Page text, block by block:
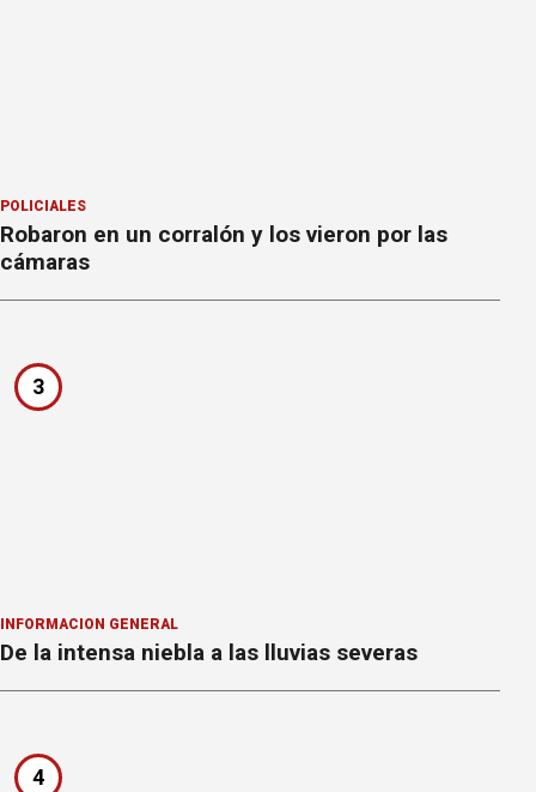
POLICIALES
Robaron en un corralón y los vieron por las
cámaras
3
INFORMACION GENERAL
De la intensa niebla a las lluvias severas
4